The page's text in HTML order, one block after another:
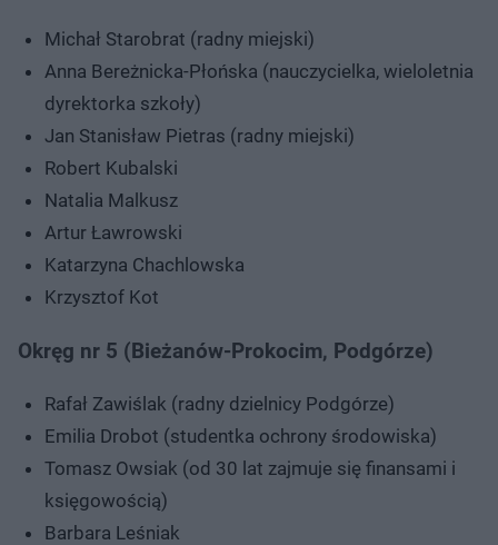
Michał Starobrat (radny miejski)
Anna Bereżnicka-Płońska (nauczycielka, wieloletnia
dyrektorka szkoły)
Jan Stanisław Pietras (radny miejski)
Robert Kubalski
Natalia Malkusz
Artur Ławrowski
Katarzyna Chachlowska
Krzysztof Kot
Okręg nr 5 (Bieżanów-Prokocim, Podgórze)
Rafał Zawiślak (radny dzielnicy Podgórze)
Emilia Drobot (studentka ochrony środowiska)
Tomasz Owsiak (od 30 lat zajmuje się finansami i
księgowością)
Barbara Leśniak